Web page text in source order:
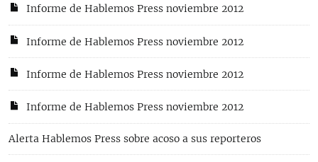
Informe de Hablemos Press noviembre 2012
Informe de Hablemos Press noviembre 2012
Informe de Hablemos Press noviembre 2012
Informe de Hablemos Press noviembre 2012
Alerta Hablemos Press sobre acoso a sus reporteros